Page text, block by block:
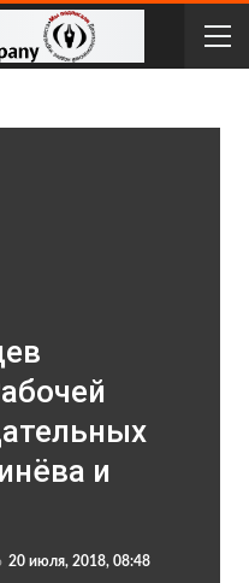
и
20 июля, 2018, 08:48